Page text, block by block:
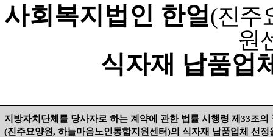
사회복지법인 한얼(진주
원
식자재 납품업
지방자치단체를 당사자로 하는 계약에 관한 법률 시행령 제 33조의
(진주요양원, 하늘마음노인통합지원센터)의 식자재 납품업체 선